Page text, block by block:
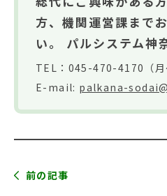
方、機関運営課まで
い。 パルシステム
TEL：045-470-4170（月
E-mail: palkana-
前の記事